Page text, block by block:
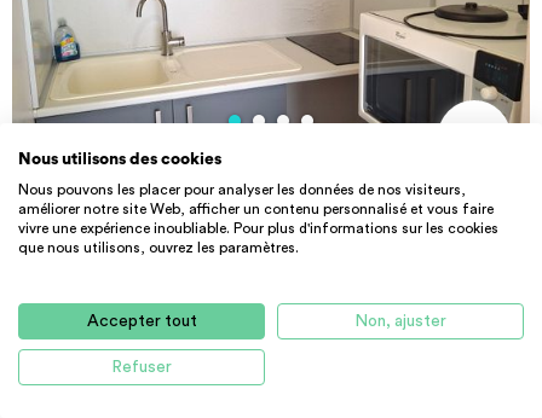
Location appartement par particulier, s...
24 m² - 475 €CC
Nous utilisons des cookies
Nous pouvons les placer pour analyser les données de nos visiteurs,
améliorer notre site Web, afficher un contenu personnalisé et vous faire
vivre une expérience inoubliable. Pour plus d'informations sur les cookies
que nous utilisons, ouvrez les paramètres.
Accepter tout Non, ajuster
Refuser